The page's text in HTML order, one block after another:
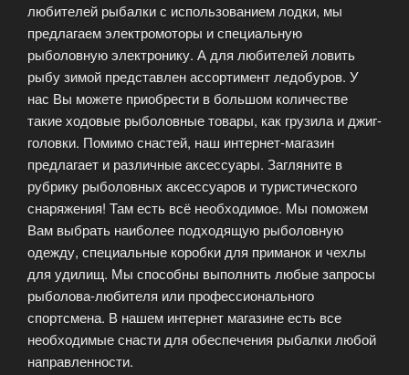
любителей рыбалки с использованием лодки, мы
предлагаем электромоторы и специальную
рыболовную электронику. А для любителей ловить
рыбу зимой представлен ассортимент ледобуров. У
нас Вы можете приобрести в большом количестве
такие ходовые рыболовные товары, как грузила и джиг-
головки. Помимо снастей, наш интернет-магазин
предлагает и различные аксессуары. Загляните в
рубрику рыболовных аксессуаров и туристического
снаряжения! Там есть всё необходимое. Мы поможем
Вам выбрать наиболее подходящую рыболовную
одежду, специальные коробки для приманок и чехлы
для удилищ. Мы способны выполнить любые запросы
рыболова-любителя или профессионального
спортсмена. В нашем интернет магазине есть все
необходимые снасти для обеспечения рыбалки любой
направленности.